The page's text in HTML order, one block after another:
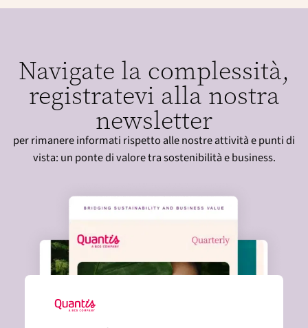
i
i
n
e
Navigate la complessità,
registratevi alla nostra
newsletter
per rimanere informati rispetto alle nostre attività e punti di
vista: un ponte di valore tra sostenibilità e business.